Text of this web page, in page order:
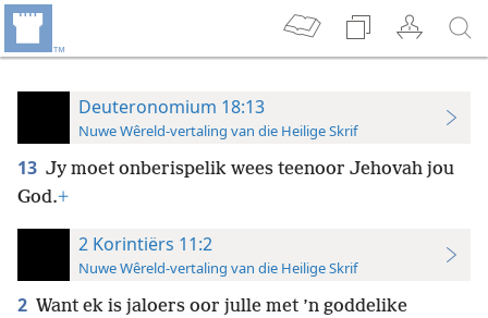
Deuteronomium 18:13
Nuwe Wêreld-vertaling van die Heilige Skrif
13 Jy moet onberispelik wees teenoor Jehovah jou
God.+
2 Korintiërs 11:2
Nuwe Wêreld-vertaling van die Heilige Skrif
2 Want ek is jaloers oor julle met ’n goddelike